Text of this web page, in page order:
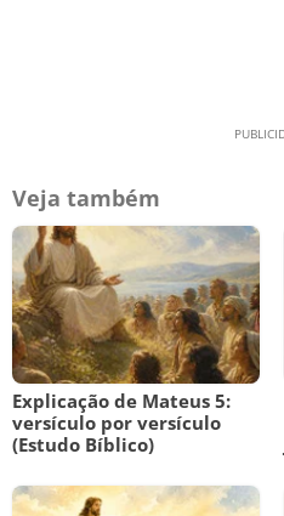
Veja também
Explicação de Mateus 5:
versículo por versículo
(Estudo Bíblico)